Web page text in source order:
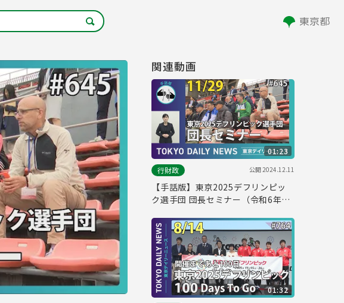
関連動画
01:23
行財政
公開2024.12.11
【手話版】東京2025デフリンピッ
ク選手団 団長セミナー（令和6年11
No.645）
01:32